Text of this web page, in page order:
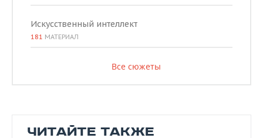
Искусственный интеллект
181 МАТЕРИАЛ
Все сюжеты
ЧИТАЙТЕ ТАКЖЕ